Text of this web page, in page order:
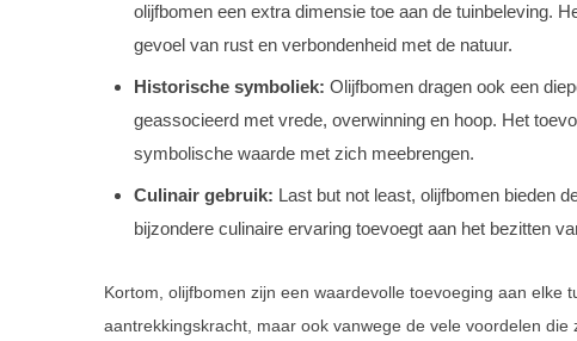
olijfbomen een extra dimensie toe aan de tuinbeleving.
gevoel van rust en verbondenheid met de natuur.
Historische symboliek: Olijfbomen dragen ook een
geassocieerd met vrede, overwinning en hoop. Het
symbolische waarde met zich meebrengen.
Culinair gebruik: Last but not least, olijfbomen bieden
bijzondere culinaire ervaring toevoegt aan het bezitten
Kortom, olijfbomen zijn een waardevolle toevoeging aan elke
aantrekkingskracht, maar ook vanwege de vele voordelen